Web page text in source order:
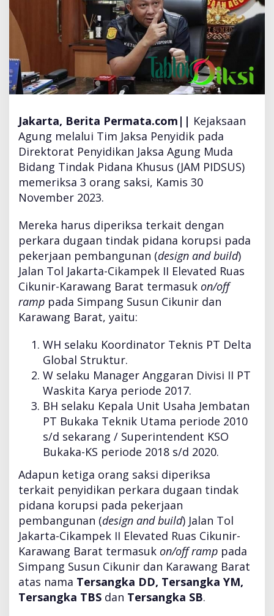
P
e
r
i
a
T
m
b
h
a
n
3
k
s
i
U
u
t
T
l
a
p
e
k
Jakarta, Berita Permata.com|| Kejaksaan
Agung melalui Tim Jaksa Penyidik pada
Direktorat Penyidikan Jaksa Agung Muda
Bidang Tindak Pidana Khusus (JAM PIDSUS)
memeriksa 3 orang saksi, Kamis 30
November 2023.
Mereka harus diperiksa terkait dengan
perkara dugaan tindak pidana korupsi pada
pekerjaan pembangunan (design and build)
Jalan Tol Jakarta-Cikampek II Elevated Ruas
Cikunir-Karawang Barat termasuk on/off
ramp pada Simpang Susun Cikunir dan
Karawang Barat, yaitu:
WH selaku Koordinator Teknis PT Delta
Global Struktur.
W selaku Manager Anggaran Divisi II PT
Waskita Karya periode 2017.
BH selaku Kepala Unit Usaha Jembatan
PT Bukaka Teknik Utama periode 2010
s/d sekarang / Superintendent KSO
Bukaka-KS periode 2018 s/d 2020.
Adapun ketiga orang saksi diperiksa
terkait penyidikan perkara dugaan tindak
pidana korupsi pada pekerjaan
pembangunan (design and build) Jalan Tol
Jakarta-Cikampek II Elevated Ruas Cikunir-
Karawang Barat termasuk on/off ramp pada
Simpang Susun Cikunir dan Karawang Barat
atas nama Tersangka DD, Tersangka YM,
Tersangka TBS dan Tersangka SB.